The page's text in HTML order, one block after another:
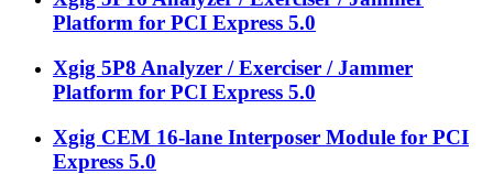
Platform for PCI Express 5.0
Xgig 5P8 Analyzer / Exerciser / Jammer
Platform for PCI Express 5.0
Xgig CEM 16-lane Interposer Module for PCI
Express 5.0